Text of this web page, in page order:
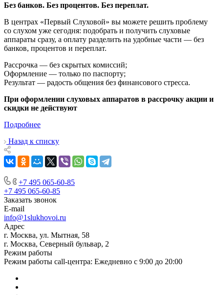
Без банков. Без процентов. Без переплат.
В центрах «Первый Слуховой» вы можете решить проблему
со слухом уже сегодня: подобрать и получить слуховые
аппараты сразу, а оплату разделить на удобные части — без
банков, процентов и переплат.
Рассрочка — без скрытых комиссий;
Оформление — только по паспорту;
Результат — радость общения без финансового стресса.
При оформлении слуховых аппаратов в рассрочку акции и
скидки не действуют
Подробнее
Назад к списку
+7 495 065-60-85
+7 495 065-60-85
Заказать звонок
E-mail
info@1slukhovoi.ru
Адрес
г. Москва, ул. Мытная, 58
г. Москва, Северный бульвар, 2
Режим работы
Режим работы call-центра: Ежедневно с 9:00 до 20:00